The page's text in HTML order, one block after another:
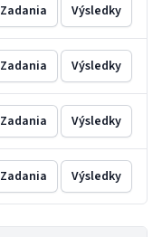
Zadania Výsledky
Zadania Výsledky
Zadania Výsledky
Zadania Výsledky